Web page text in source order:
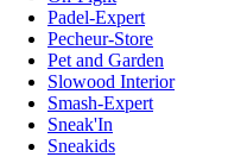
Padel-Expert
Pecheur-Store
Pet and Garden
Slowood Interior
Smash-Expert
Sneak'In
Sneakids